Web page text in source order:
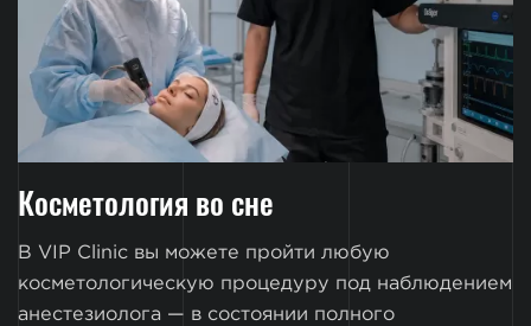
Косметология во сне
В VIP Clinic вы можете пройти любую
косметологическую процедуру под наблюдением
анестезиолога — в состоянии полного